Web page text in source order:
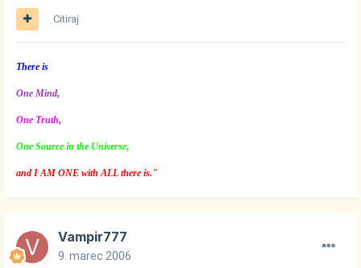
Citiraj
There is
One Mind,
One Truth,
One Source in the Universe,
and I AM ONE with ALL there is."
Vampir777
9. marec 2006